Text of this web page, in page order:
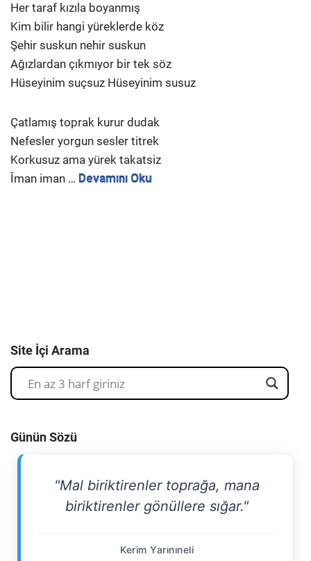
Her taraf kızıla boyanmış
Kim bilir hangi yüreklerde köz
Şehir suskun nehir suskun
Ağızlardan çıkmıyor bir tek söz
Hüseyinim suçsuz Hüseyinim susuz
Çatlamış toprak kurur dudak
Nefesler yorgun sesler titrek
Korkusuz ama yürek takatsiz
Îman iman … Devamını Oku
Site İçi Arama
Günün Sözü
"Mal biriktirenler toprağa, mana
biriktirenler gönüllere sığar."
Kerim Yarınıneli